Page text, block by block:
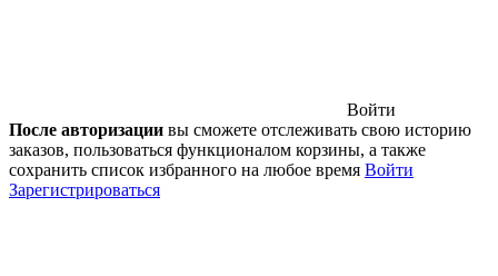
Войти
После авторизации вы сможете отслеживать свою историю
заказов, пользоваться функционалом корзины, а также
сохранить список избранного на любое время Войти
Зарегистрироваться